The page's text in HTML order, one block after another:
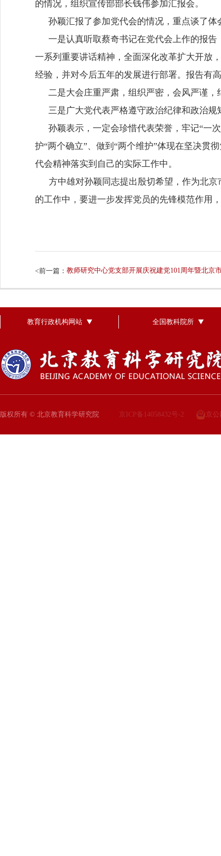
的情况，组织宣传部部长钱伟参加汇报会。
孙颖汇报了参加党代会的情况，重点谈了体
一是认真听取蔡奇书记在党代会上作的报
一系列重要讲话精神，全面深化改革扩大开放
经验，并对今后五年的发展进行部署。报告有
二是大会庄重严肃，组织严密，会风严谨
三是广大党代表严格遵守政治纪律和政治
孙颖表示，一定会珍惜代表荣誉，牢记“一
护“两个确立”、做到“两个维护”体现在坚决贯
代会精神落实到自己的实际工作中。
方中雄对孙颖同志提出殷切希望，作为北
的工作中，要进一步发挥党员的先锋模范作用
<前一篇：
教育行政机构网站 全国教科院所
版权所有 © 北京教育科学研究院 京ICP备14058432号-2 京公